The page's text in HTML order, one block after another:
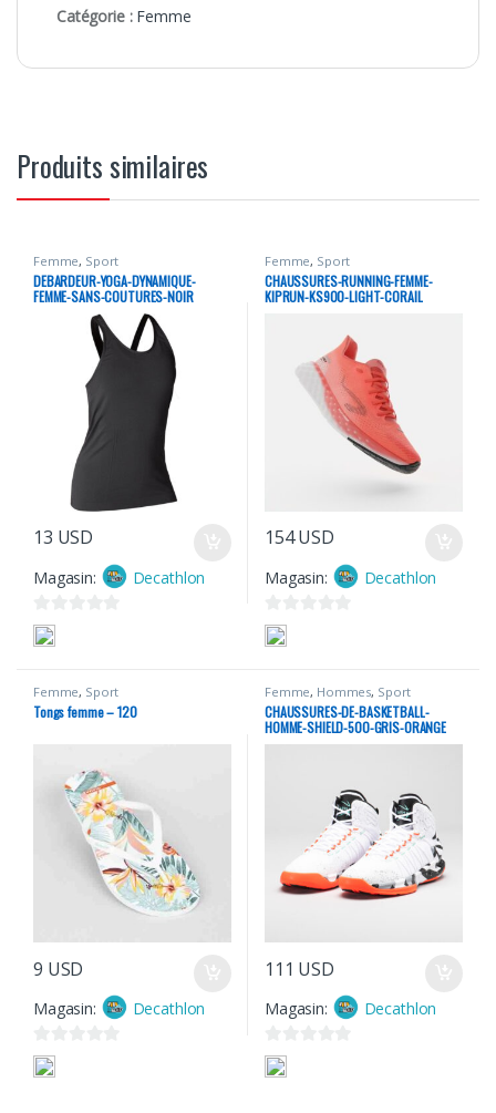
Catégorie : Femme
Produits similaires
Femme, Sport
DEBARDEUR-YOGA-DYNAMIQUE-
FEMME-SANS-COUTURES-NOIR
13 USD
Magasin: Decathlon
0
s
r
5
Femme, Sport
CHAUSSURES-RUNNING-FEMME-
KIPRUN-KS900-LIGHT-CORAIL
154USD
Magasin: Decathlon
0
s
r
5
Femme, Sport
Tongs femme – 120
9 USD
Magasin: Decathlon
0
s
Femme, Hommes, Sport
CHAUSSURES-DE-BASKETBALL-
HOMME-SHIELD-500-GRIS-ORANGE
111 USD
Magasin: Decathlon
0
s